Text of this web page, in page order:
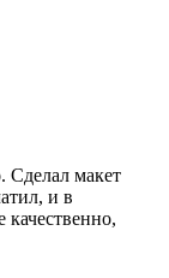
Сделал макет
и в
качественно,